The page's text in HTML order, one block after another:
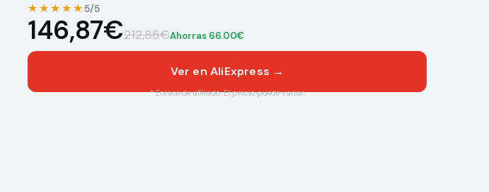
★★★★★5/5
146,87€212,85€Ahorras 66.00€
Ver en AliExpress →
* Enlace de afiliado. El precio puede variar.